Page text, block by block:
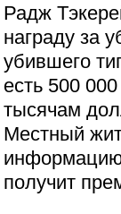
Радж
награду за
убившего
есть 500
тысячам
Местный
информацию
получит